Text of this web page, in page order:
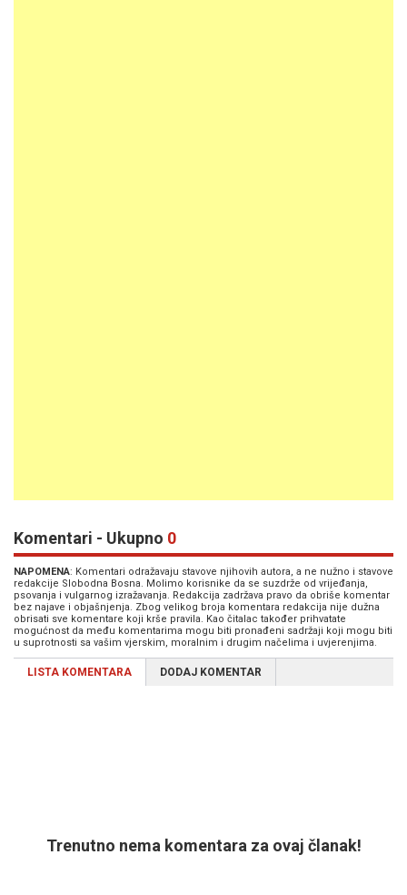
Komentari - Ukupno 0
NAPOMENA: Komentari odražavaju stavove njihovih autora, a ne nužno i stavove
redakcije Slobodna Bosna. Molimo korisnike da se suzdrže od vrijeđanja,
psovanja i vulgarnog izražavanja. Redakcija zadržava pravo da obriše komentar
bez najave i objašnjenja. Zbog velikog broja komentara redakcija nije dužna
obrisati sve komentare koji krše pravila. Kao čitalac također prihvatate
mogućnost da među komentarima mogu biti pronađeni sadržaji koji mogu biti
u suprotnosti sa vašim vjerskim, moralnim i drugim načelima i uvjerenjima.
LISTA KOMENTARA DODAJ KOMENTAR
Trenutno nema komentara za ovaj članak!